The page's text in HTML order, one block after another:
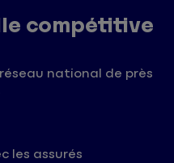
compétitive
national de près
les assurés